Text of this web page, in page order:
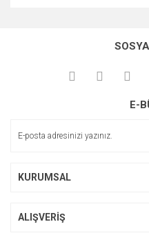
kullanarak tarafımıza
Görüş ve önerileriniz için
Ürün açıklamasında eksik
E-
KURUMSAL
ALIŞVERİŞ